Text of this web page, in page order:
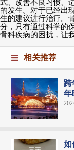
式、改善不良习惯、
的发生。对于已经出
生的建议进行治疗。
分，只有通过科学的
骨科疾病的困扰，让
相关推荐
跨
年
如